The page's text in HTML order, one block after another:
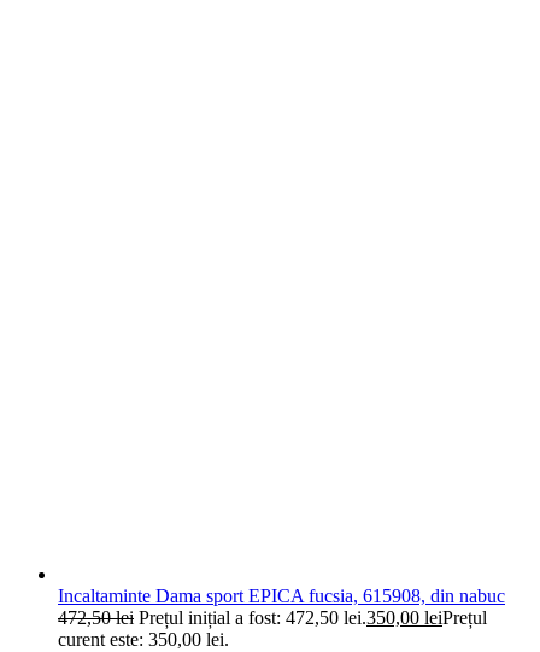
Incaltaminte Dama sport EPICA fucsia, 615908, din nabuc
472,50lei Prețul inițial a fost: 472,50 lei.350,00 leiPrețul
curent este: 350,00 lei.